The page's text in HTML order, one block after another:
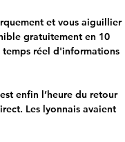
et vous aiguillier
gratuitement en 10
temps réel d'informations
enfin l’heure du retour
Les lyonnais avaient